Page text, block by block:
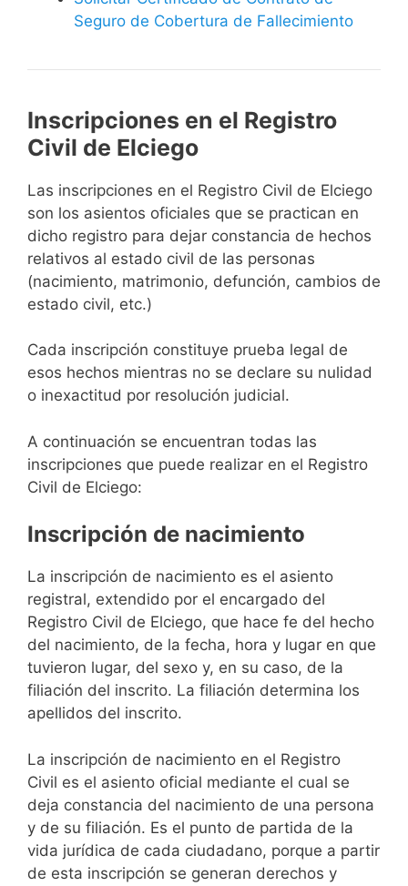
Seguro de Cobertura de Fallecimiento
Inscripciones en el Registro
Civil de Elciego
Las inscripciones en el Registro Civil de Elciego
son los asientos oficiales que se practican en
dicho registro para dejar constancia de hechos
relativos al estado civil de las personas
(nacimiento, matrimonio, defunción, cambios de
estado civil, etc.)
Cada inscripción constituye prueba legal de
esos hechos mientras no se declare su nulidad
o inexactitud por resolución judicial.
A continuación se encuentran todas las
inscripciones que puede realizar en el Registro
Civil de Elciego:
Inscripción de nacimiento
La inscripción de nacimiento es el asiento
registral, extendido por el encargado del
Registro Civil de Elciego, que hace fe del hecho
del nacimiento, de la fecha, hora y lugar en que
tuvieron lugar, del sexo y, en su caso, de la
filiación del inscrito. La filiación determina los
apellidos del inscrito.
La inscripción de nacimiento en el Registro
Civil es el asiento oficial mediante el cual se
deja constancia del nacimiento de una persona
y de su filiación. Es el punto de partida de la
vida jurídica de cada ciudadano, porque a partir
de esta inscripción se generan derechos y